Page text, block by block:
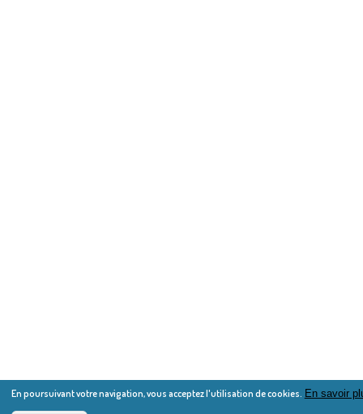
En poursuivant votre navigation, vous acceptez l'utilisation de cookies. En savoir